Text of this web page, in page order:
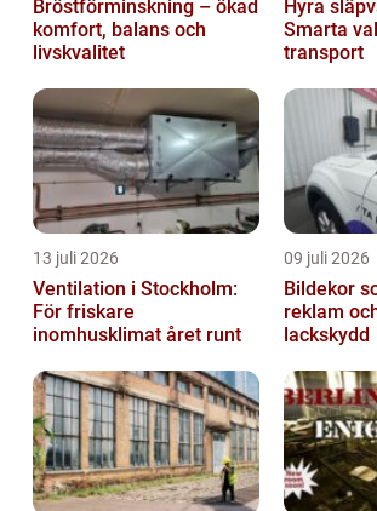
Bröstförminskning – ökad
komfort, balans och
livskvalitet
Hyra
Smarta
transport
13 juli 2026
Ventilation i Stockholm:
För friskare
inomhusklimat året runt
09 juli 2026
Bildekor
reklam
lackskydd